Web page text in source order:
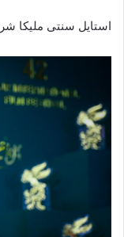
استایل سنتی ملیکا